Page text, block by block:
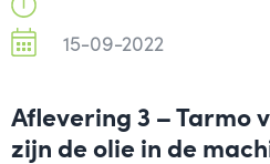
15-09-2022
Aflevering 3 – Tarmo
zijn de olie in de